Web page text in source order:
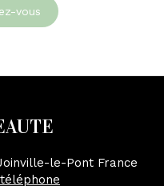
vous
le-Pont France